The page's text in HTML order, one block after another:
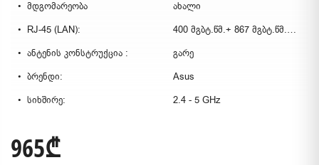
მდგომარეობა
ახალი
RJ-45 (LAN):
400 მგბტ.წმ.+ 867 მგბტ.წმ.+ 4804 მგბტ.წმ.
ანტენის კონსტრუქცია :
გარე
ბრენდი:
Asus
სიხშირე:
2.4 - 5 GHz
965₾